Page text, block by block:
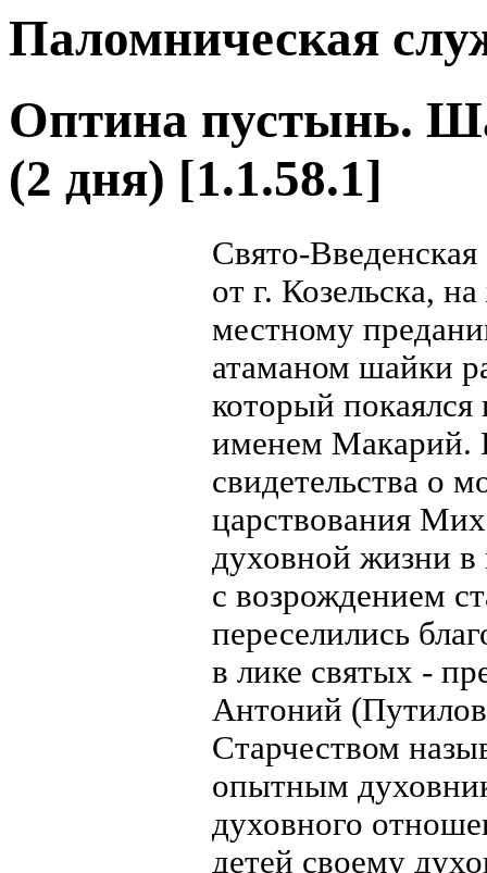
Паломническая
Оптина пустынь.
(2 дня) [1.1.58.1]
Свято-
от г. Козельска,
местному
атаманом шайки
который
именем Макарий.
свидетельства о
царствования
духовной жизни в
с возрождением
переселились
в лике святых -
Антоний
Старчеством
опытным
духовного
детей своему